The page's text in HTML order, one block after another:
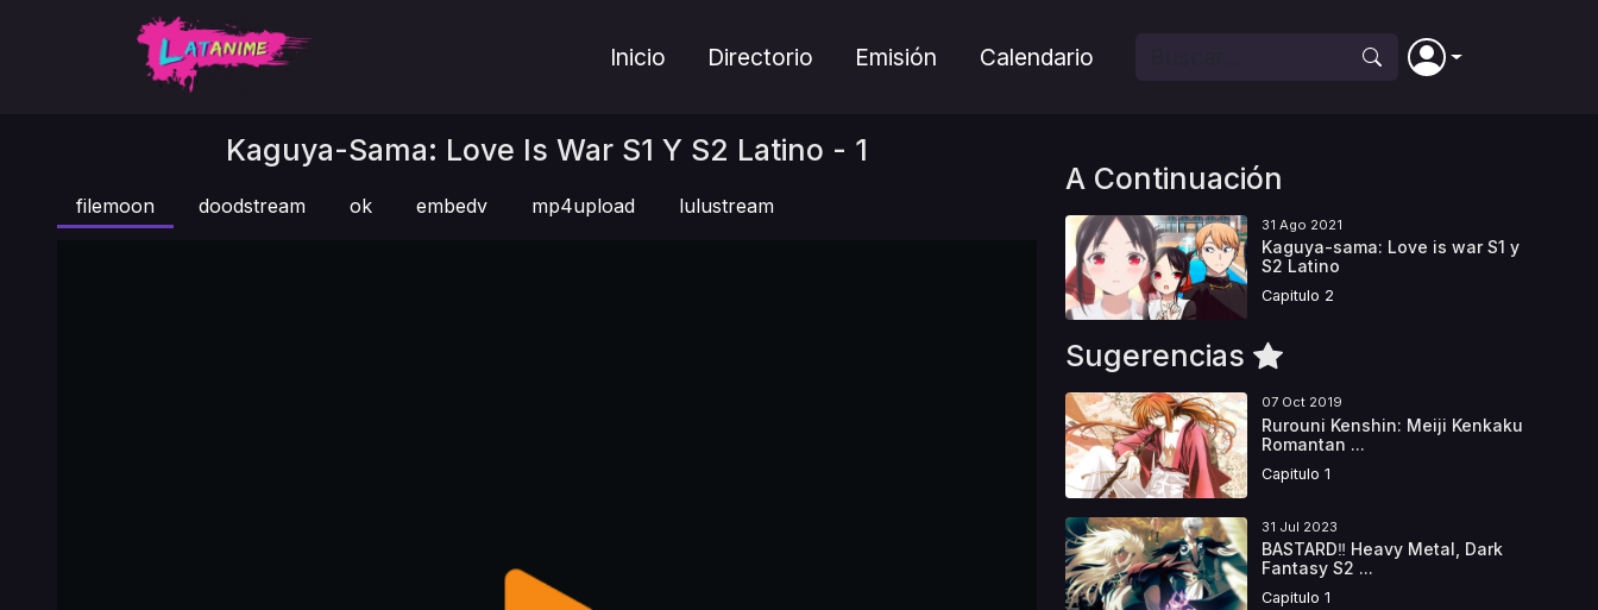
Inicio Directorio Emisión Calendario
Kaguya-Sama: Love Is War S1 Y S2 Latino - 1
filemoon doodstream ok embedv mp4upload lulustream
A Continuación
31 Ago 2021
Kaguya-sama: Love is war S1 y
S2 Latino
Capitulo 2
Sugerencias
07 Oct 2019
Rurouni Kenshin: Meiji Kenkaku
Romantan ...
Capitulo 1
31 Jul 2023
BASTARD‼ Heavy Metal, Dark
Fantasy S2 ...
Capitulo 1